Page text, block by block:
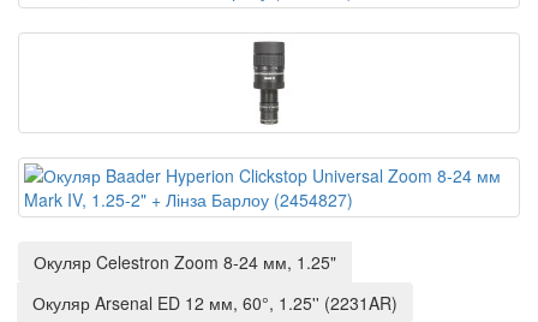
Окуляр Celestron Zoom 8-24 мм, 1.25"
Окуляр Arsenal ED 12 мм, 60°, 1.25'' (2231AR)